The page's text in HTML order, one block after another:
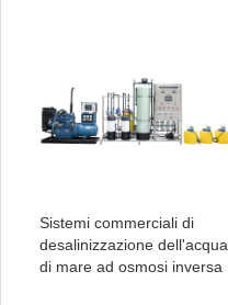
Sistemi commerciali di
desalinizzazione dell'acqua
di mare ad osmosi inversa